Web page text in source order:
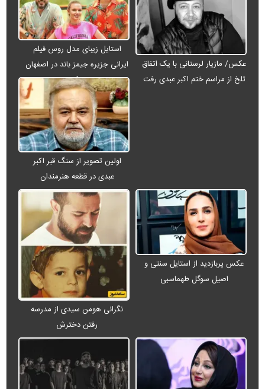
عکس/ مازیار لرستانی با یک اتفاق
تلخ از مراسم ختم اکبر عبدی رفت
استایل زیبای مدل روس فیلم
ایرانی جزیره جیمز باند در اصفهان
+ عکس
اولین تصویر از سنگ قبر اکبر
عبدی در قطعه هنرمندان
عکس پربازدید از استایل سنتی و
اصیل سوگل طهماسبی
نگرانی هومن سیدی از مدرسه
رفتن دخترش